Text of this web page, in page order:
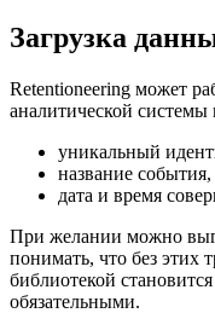
Загрузка
Retentioneering может
аналитической
уникальный
название
дата и время
При желании можно
понимать, что без этих
библиотекой
обязательными.